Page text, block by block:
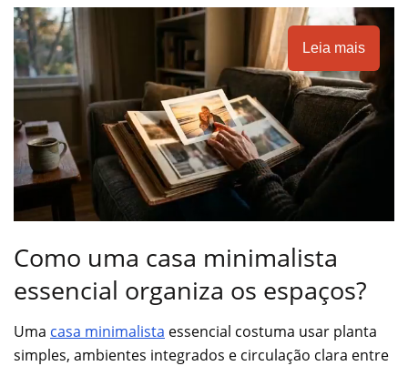
Leia mais
Como uma casa minimalista
essencial organiza os espaços?
Uma casa minimalista essencial costuma usar planta
simples, ambientes integrados e circulação clara entre